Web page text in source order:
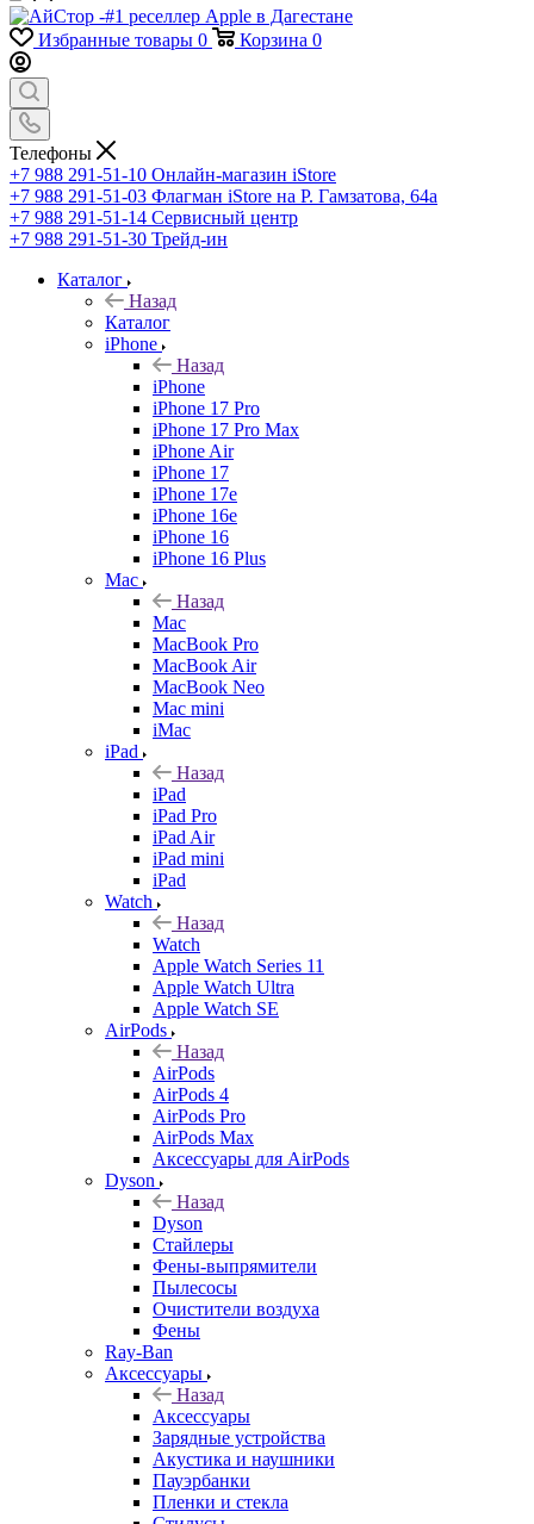
Избранные товары 0 Корзина 0
Телефоны
+7 988 291-51-10 Онлайн-магазин iStore
+7 988 291-51-03 Флагман iStore на Р. Гамзатова, 64а
+7 988 291-51-14 Сервисный центр
+7 988 291-51-30 Трейд-ин
Каталог
Назад
Каталог
iPhone
Назад
iPhone
iPhone 17 Pro
iPhone 17 Pro Max
iPhone Air
iPhone 17
iPhone 17e
iPhone 16e
iPhone 16
iPhone 16 Plus
Mac
Назад
Mac
MacBook Pro
MacBook Air
MacBook Neo
Mac mini
iMac
iPad
Назад
iPad
iPad Pro
iPad Air
iPad mini
iPad
Watch
Назад
Watch
Apple Watch Series 11
Apple Watch Ultra
Apple Watch SE
AirPods
Назад
AirPods
AirPods 4
AirPods Pro
AirPods Max
Аксессуары для AirPods
Dyson
Назад
Dyson
Стайлеры
Фены-выпрямители
Пылесосы
Очистители воздуха
Фены
Ray-Ban
Аксессуары
Назад
Аксессуары
Зарядные устройства
Акустика и наушники
Пауэрбанки
Пленки и стекла